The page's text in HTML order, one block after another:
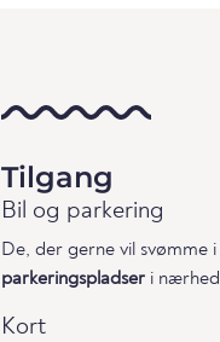
Tilgang
Bil og parkering
De, der gerne vil svømme
parkeringspladser i
Kort